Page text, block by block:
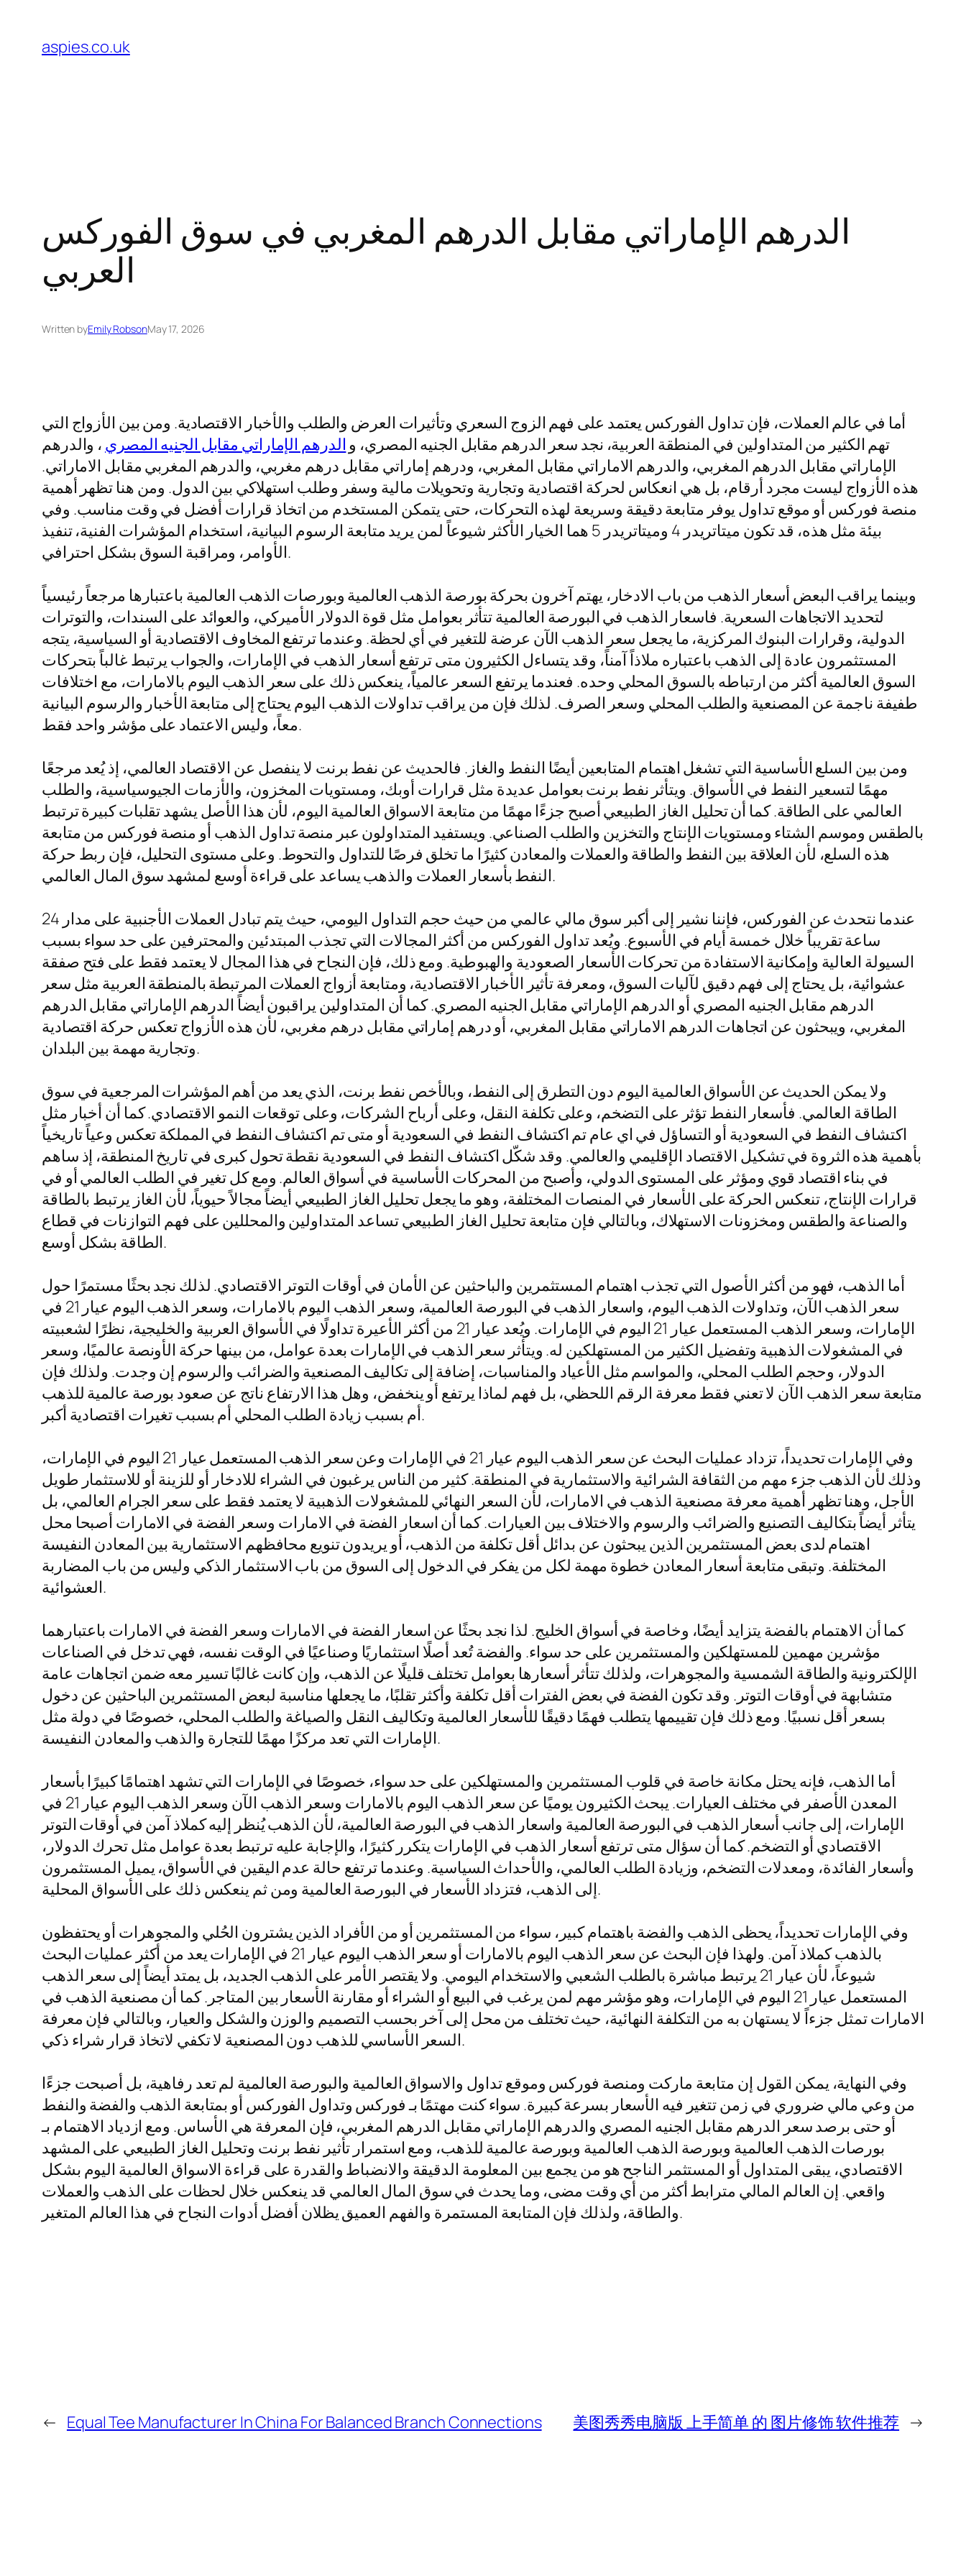
content
aspies.co.uk
الدرهم الإماراتي مقابل الدرهم المغربي في سوق الفوركس
العربي
Written byEmily RobsonMay 17, 2026
أما في عالم العملات، فإن تداول الفوركس يعتمد على فهم الزوج السعري وتأثيرات العرض والطلب والأخبار الاقتصادية. ومن بين الأزواج التي
تهم الكثير من المتداولين في المنطقة العربية، نجد سعر الدرهم مقابل الجنيه المصري، و الدرهم الإماراتي مقابل الجنيه المصري ، والدرهم
الإماراتي مقابل الدرهم المغربي، والدرهم الاماراتي مقابل المغربي، ودرهم إماراتي مقابل درهم مغربي، والدرهم المغربي مقابل الاماراتي.
هذه الأزواج ليست مجرد أرقام، بل هي انعكاس لحركة اقتصادية وتجارية وتحويلات مالية وسفر وطلب استهلاكي بين الدول. ومن هنا تظهر أهمية
منصة فوركس أو موقع تداول يوفر متابعة دقيقة وسريعة لهذه التحركات، حتى يتمكن المستخدم من اتخاذ قرارات أفضل في وقت مناسب. وفي
بيئة مثل هذه، قد تكون ميتاتريدر 4 وميتاتريدر 5 هما الخيار الأكثر شيوعاً لمن يريد متابعة الرسوم البيانية، استخدام المؤشرات الفنية، تنفيذ
الأوامر، ومراقبة السوق بشكل احترافي.
وبينما يراقب البعض أسعار الذهب من باب الادخار، يهتم آخرون بحركة بورصة الذهب العالمية وبورصات الذهب العالمية باعتبارها مرجعاً رئيسياً
لتحديد الاتجاهات السعرية. فاسعار الذهب في البورصة العالمية تتأثر بعوامل مثل قوة الدولار الأميركي، والعوائد على السندات، والتوترات
الدولية، وقرارات البنوك المركزية، ما يجعل سعر الذهب الآن عرضة للتغير في أي لحظة. وعندما ترتفع المخاوف الاقتصادية أو السياسية، يتجه
المستثمرون عادة إلى الذهب باعتباره ملاذاً آمناً، وقد يتساءل الكثيرون متى ترتفع أسعار الذهب في الإمارات، والجواب يرتبط غالباً بتحركات
السوق العالمية أكثر من ارتباطه بالسوق المحلي وحده. فعندما يرتفع السعر عالمياً، ينعكس ذلك على سعر الذهب اليوم بالامارات، مع اختلافات
طفيفة ناجمة عن المصنعية والطلب المحلي وسعر الصرف. لذلك فإن من يراقب تداولات الذهب اليوم يحتاج إلى متابعة الأخبار والرسوم البيانية
معاً، وليس الاعتماد على مؤشر واحد فقط.
ومن بين السلع الأساسية التي تشغل اهتمام المتابعين أيضًا النفط والغاز. فالحديث عن نفط برنت لا ينفصل عن الاقتصاد العالمي، إذ يُعد مرجعًا
مهمًا لتسعير النفط في الأسواق. ويتأثر نفط برنت بعوامل عديدة مثل قرارات أوبك، ومستويات المخزون، والأزمات الجيوسياسية، والطلب
العالمي على الطاقة. كما أن تحليل الغاز الطبيعي أصبح جزءًا مهمًا من متابعة الاسواق العالمية اليوم، لأن هذا الأصل يشهد تقلبات كبيرة ترتبط
بالطقس وموسم الشتاء ومستويات الإنتاج والتخزين والطلب الصناعي. ويستفيد المتداولون عبر منصة تداول الذهب أو منصة فوركس من متابعة
هذه السلع، لأن العلاقة بين النفط والطاقة والعملات والمعادن كثيرًا ما تخلق فرصًا للتداول والتحوط. وعلى مستوى التحليل، فإن ربط حركة
النفط بأسعار العملات والذهب يساعد على قراءة أوسع لمشهد سوق المال العالمي.
عندما نتحدث عن الفوركس، فإننا نشير إلى أكبر سوق مالي عالمي من حيث حجم التداول اليومي، حيث يتم تبادل العملات الأجنبية على مدار 24
ساعة تقريباً خلال خمسة أيام في الأسبوع. ويُعد تداول الفوركس من أكثر المجالات التي تجذب المبتدئين والمحترفين على حد سواء بسبب
السيولة العالية وإمكانية الاستفادة من تحركات الأسعار الصعودية والهبوطية. ومع ذلك، فإن النجاح في هذا المجال لا يعتمد فقط على فتح صفقة
عشوائية، بل يحتاج إلى فهم دقيق لآليات السوق، ومعرفة تأثير الأخبار الاقتصادية، ومتابعة أزواج العملات المرتبطة بالمنطقة العربية مثل سعر
الدرهم مقابل الجنيه المصري أو الدرهم الإماراتي مقابل الجنيه المصري. كما أن المتداولين يراقبون أيضاً الدرهم الإماراتي مقابل الدرهم
المغربي، ويبحثون عن اتجاهات الدرهم الاماراتي مقابل المغربي، أو درهم إماراتي مقابل درهم مغربي، لأن هذه الأزواج تعكس حركة اقتصادية
وتجارية مهمة بين البلدان.
ولا يمكن الحديث عن الأسواق العالمية اليوم دون التطرق إلى النفط، وبالأخص نفط برنت، الذي يعد من أهم المؤشرات المرجعية في سوق
الطاقة العالمي. فأسعار النفط تؤثر على التضخم، وعلى تكلفة النقل، وعلى أرباح الشركات، وعلى توقعات النمو الاقتصادي. كما أن أخبار مثل
اكتشاف النفط في السعودية أو التساؤل في اي عام تم اكتشاف النفط في السعودية أو متى تم اكتشاف النفط في المملكة تعكس وعياً تاريخياً
بأهمية هذه الثروة في تشكيل الاقتصاد الإقليمي والعالمي. وقد شكّل اكتشاف النفط في السعودية نقطة تحول كبرى في تاريخ المنطقة، إذ ساهم
في بناء اقتصاد قوي ومؤثر على المستوى الدولي، وأصبح من المحركات الأساسية في أسواق العالم. ومع كل تغير في الطلب العالمي أو في
قرارات الإنتاج، تنعكس الحركة على الأسعار في المنصات المختلفة، وهو ما يجعل تحليل الغاز الطبيعي أيضاً مجالاً حيوياً، لأن الغاز يرتبط بالطاقة
والصناعة والطقس ومخزونات الاستهلاك، وبالتالي فإن متابعة تحليل الغاز الطبيعي تساعد المتداولين والمحللين على فهم التوازنات في قطاع
الطاقة بشكل أوسع.
أما الذهب، فهو من أكثر الأصول التي تجذب اهتمام المستثمرين والباحثين عن الأمان في أوقات التوتر الاقتصادي. لذلك نجد بحثًا مستمرًا حول
سعر الذهب الآن، وتداولات الذهب اليوم، واسعار الذهب في البورصة العالمية، وسعر الذهب اليوم بالامارات، وسعر الذهب اليوم عيار 21 في
الإمارات، وسعر الذهب المستعمل عيار 21 اليوم في الإمارات. ويُعد عيار 21 من أكثر الأعيرة تداولًا في الأسواق العربية والخليجية، نظرًا لشعبيته
في المشغولات الذهبية وتفضيل الكثير من المستهلكين له. ويتأثر سعر الذهب في الإمارات بعدة عوامل، من بينها حركة الأونصة عالميًا، وسعر
الدولار، وحجم الطلب المحلي، والمواسم مثل الأعياد والمناسبات، إضافة إلى تكاليف المصنعية والضرائب والرسوم إن وجدت. ولذلك فإن
متابعة سعر الذهب الآن لا تعني فقط معرفة الرقم اللحظي، بل فهم لماذا يرتفع أو ينخفض، وهل هذا الارتفاع ناتج عن صعود بورصة عالمية للذهب
أم بسبب زيادة الطلب المحلي أم بسبب تغيرات اقتصادية أكبر.
وفي الإمارات تحديداً، تزداد عمليات البحث عن سعر الذهب اليوم عيار 21 في الإمارات وعن سعر الذهب المستعمل عيار 21 اليوم في الإمارات،
وذلك لأن الذهب جزء مهم من الثقافة الشرائية والاستثمارية في المنطقة. كثير من الناس يرغبون في الشراء للادخار أو للزينة أو للاستثمار طويل
الأجل، وهنا تظهر أهمية معرفة مصنعية الذهب في الامارات، لأن السعر النهائي للمشغولات الذهبية لا يعتمد فقط على سعر الجرام العالمي، بل
يتأثر أيضاً بتكاليف التصنيع والضرائب والرسوم والاختلاف بين العيارات. كما أن اسعار الفضة في الامارات وسعر الفضة في الامارات أصبحا محل
اهتمام لدى بعض المستثمرين الذين يبحثون عن بدائل أقل تكلفة من الذهب، أو يريدون تنويع محافظهم الاستثمارية بين المعادن النفيسة
المختلفة. وتبقى متابعة أسعار المعادن خطوة مهمة لكل من يفكر في الدخول إلى السوق من باب الاستثمار الذكي وليس من باب المضاربة
العشوائية.
كما أن الاهتمام بالفضة يتزايد أيضًا، وخاصة في أسواق الخليج. لذا نجد بحثًا عن اسعار الفضة في الامارات وسعر الفضة في الامارات باعتبارهما
مؤشرين مهمين للمستهلكين والمستثمرين على حد سواء. والفضة تُعد أصلًا استثماريًا وصناعيًا في الوقت نفسه، فهي تدخل في الصناعات
الإلكترونية والطاقة الشمسية والمجوهرات، ولذلك تتأثر أسعارها بعوامل تختلف قليلًا عن الذهب، وإن كانت غالبًا تسير معه ضمن اتجاهات عامة
متشابهة في أوقات التوتر. وقد تكون الفضة في بعض الفترات أقل تكلفة وأكثر تقلبًا، ما يجعلها مناسبة لبعض المستثمرين الباحثين عن دخول
بسعر أقل نسبيًا. ومع ذلك فإن تقييمها يتطلب فهمًا دقيقًا للأسعار العالمية وتكاليف النقل والصياغة والطلب المحلي، خصوصًا في دولة مثل
الإمارات التي تعد مركزًا مهمًا للتجارة والذهب والمعادن النفيسة.
أما الذهب، فإنه يحتل مكانة خاصة في قلوب المستثمرين والمستهلكين على حد سواء، خصوصًا في الإمارات التي تشهد اهتمامًا كبيرًا بأسعار
المعدن الأصفر في مختلف العيارات. يبحث الكثيرون يوميًا عن سعر الذهب اليوم بالامارات وسعر الذهب الآن وسعر الذهب اليوم عيار 21 في
الإمارات، إلى جانب أسعار الذهب في البورصة العالمية واسعار الذهب في البورصة العالمية، لأن الذهب يُنظر إليه كملاذ آمن في أوقات التوتر
الاقتصادي أو التضخم. كما أن سؤال متى ترتفع أسعار الذهب في الإمارات يتكرر كثيرًا، والإجابة عليه ترتبط بعدة عوامل مثل تحرك الدولار،
وأسعار الفائدة، ومعدلات التضخم، وزيادة الطلب العالمي، والأحداث السياسية. وعندما ترتفع حالة عدم اليقين في الأسواق، يميل المستثمرون
إلى الذهب، فتزداد الأسعار في البورصة العالمية ومن ثم ينعكس ذلك على الأسواق المحلية.
وفي الإمارات تحديداً، يحظى الذهب والفضة باهتمام كبير، سواء من المستثمرين أو من الأفراد الذين يشترون الحُلي والمجوهرات أو يحتفظون
بالذهب كملاذ آمن. ولهذا فإن البحث عن سعر الذهب اليوم بالامارات أو سعر الذهب اليوم عيار 21 في الإمارات يعد من أكثر عمليات البحث
شيوعاً، لأن عيار 21 يرتبط مباشرة بالطلب الشعبي والاستخدام اليومي. ولا يقتصر الأمر على الذهب الجديد، بل يمتد أيضاً إلى سعر الذهب
المستعمل عيار 21 اليوم في الإمارات، وهو مؤشر مهم لمن يرغب في البيع أو الشراء أو مقارنة الأسعار بين المتاجر. كما أن مصنعية الذهب في
الامارات تمثل جزءاً لا يستهان به من التكلفة النهائية، حيث تختلف من محل إلى آخر بحسب التصميم والوزن والشكل والعيار، وبالتالي فإن معرفة
السعر الأساسي للذهب دون المصنعية لا تكفي لاتخاذ قرار شراء ذكي.
وفي النهاية، يمكن القول إن متابعة ماركت ومنصة فوركس وموقع تداول والاسواق العالمية والبورصة العالمية لم تعد رفاهية، بل أصبحت جزءًا
من وعي مالي ضروري في زمن تتغير فيه الأسعار بسرعة كبيرة. سواء كنت مهتمًا بـ فوركس وتداول الفوركس أو بمتابعة الذهب والفضة والنفط
أو حتى برصد سعر الدرهم مقابل الجنيه المصري والدرهم الإماراتي مقابل الدرهم المغربي، فإن المعرفة هي الأساس. ومع ازدياد الاهتمام بـ
بورصات الذهب العالمية وبورصة الذهب العالمية وبورصة عالمية للذهب، ومع استمرار تأثير نفط برنت وتحليل الغاز الطبيعي على المشهد
الاقتصادي، يبقى المتداول أو المستثمر الناجح هو من يجمع بين المعلومة الدقيقة والانضباط والقدرة على قراءة الاسواق العالمية اليوم بشكل
واقعي. إن العالم المالي مترابط أكثر من أي وقت مضى، وما يحدث في سوق المال العالمي قد ينعكس خلال لحظات على الذهب والعملات
والطاقة، ولذلك فإن المتابعة المستمرة والفهم العميق يظلان أفضل أدوات النجاح في هذا العالم المتغير.
← Equal Tee Manufacturer In China For Balanced Branch Connections 美图秀秀电脑版 上手简单 的 图片修饰 软件推荐 →